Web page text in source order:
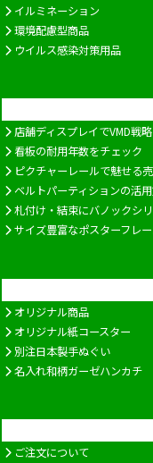
イルミネーション
環境配慮型商品
ウイルス感染対策用品
店舗ディスプレイでVMD戦
看板の耐用年数をチェック
ピクチャーレールで魅せる
ベルトパーティションの活
札付け・結束にバノックシ
サイズ豊富なポスターフレ
オリジナル商品
オリジナル紙コースター
別注日本製手ぬぐい
名入れ和柄ガーゼハンカチ
ご注文について